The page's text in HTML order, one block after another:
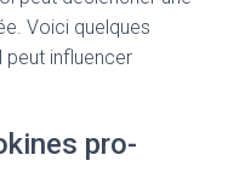
Voici quelques
peut influencer
pro-